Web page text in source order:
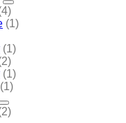
(1)
(1)
(1)
(1)